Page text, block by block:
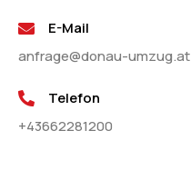
E-Mail
anfrage@donau-umzug.at
Telefon
+43662281200